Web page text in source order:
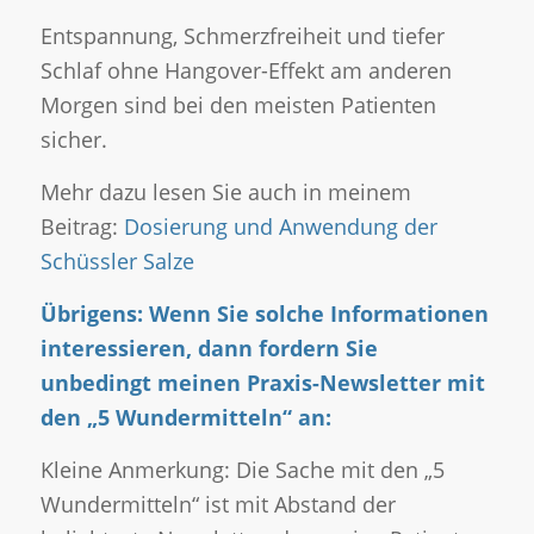
Entspannung, Schmerzfreiheit und tiefer
Schlaf ohne Hangover-Effekt am anderen
Morgen sind bei den meisten Patienten
sicher.
Mehr dazu lesen Sie auch in meinem
Beitrag: Dosierung und Anwendung der
Schüssler Salze
Übrigens: Wenn Sie solche Informationen
interessieren, dann fordern Sie
unbedingt meinen Praxis-Newsletter mit
den „5 Wundermitteln“ an:
Kleine Anmerkung: Die Sache mit den „5
Wundermitteln“ ist mit Abstand der